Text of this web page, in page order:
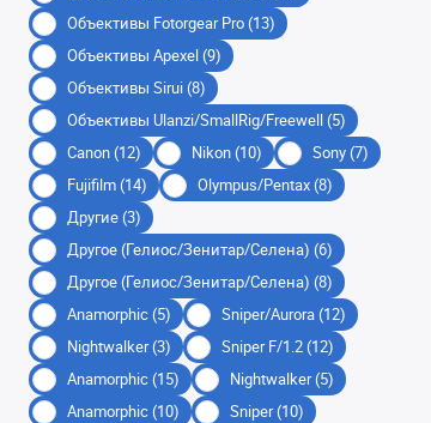
Объективы Fotorgear Pro (13)
Объективы Apexel (9)
Объективы Sirui (8)
Объективы Ulanzi/SmallRig/Freewell (5)
Canon (12)
Nikon (10)
Sony (7)
Fujifilm (14)
Olympus/Pentax (8)
Другие (3)
Другое (Гелиос/Зенитар/Селена) (6)
Другое (Гелиос/Зенитар/Селена) (8)
Anamorphic (5)
Sniper/Aurora (12)
Nightwalker (3)
Sniper F/1.2 (12)
Anamorphic (15)
Nightwalker (5)
Anamorphic (10)
Sniper (10)